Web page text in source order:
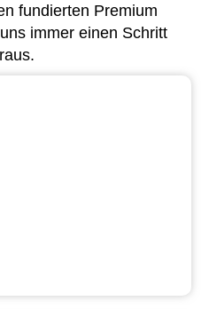
fundierten Premium
immer einen Schritt